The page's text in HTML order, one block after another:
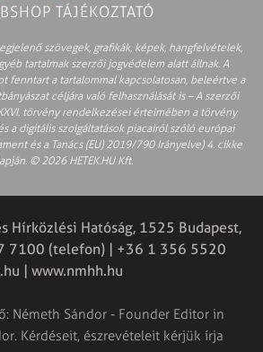
TÁJÉKOZTATÓ
szövegek, grafikák, képek, hangfelvételek,
tartalmak szerzői jogvédelem alatt állnak. A
fenntart a tartalommal kapcsolatosan, beleértve a
céljára való felhasználását is – A szerzői
törvény rendelkezései értelmében a törvény
a digitális szolgáltatások piacairól szóló európai
és a Tanács (EU) 2019/790 Irányelve) 4. cikke
© 2026 HETEK.HU Kft.
Hírközlési Hatóság, 1525 Budapest,
7100 (telefon) | +36 1 356 5520
| www.nmhh.hu
Németh Sándor - Founder Editor in
Kérdéseit, észrevételeit kérjük írja